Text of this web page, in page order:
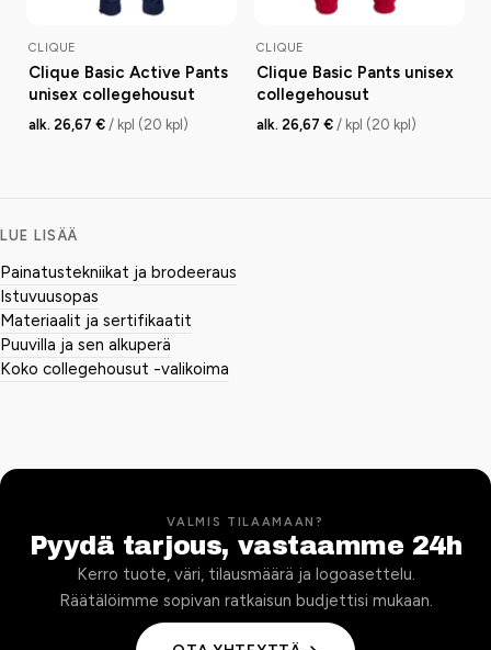
CLIQUE
Clique Basic Active Pants
unisex collegehousut
alk. 26,67 € / kpl (20 kpl)
CLIQUE
Clique Basic Pants unisex
collegehousut
alk. 26,67 € / kpl (20 kpl)
LUE LISÄÄ
Painatustekniikat ja brodeeraus
Istuvuusopas
Materiaalit ja sertifikaatit
Puuvilla ja sen alkuperä
Koko collegehousut -valikoima
VALMIS TILAAMAAN?
Pyydä tarjous, vastaamme 24h
Kerro tuote, väri, tilausmäärä ja logoasettelu.
Räätälöimme sopivan ratkaisun budjettisi mukaan.